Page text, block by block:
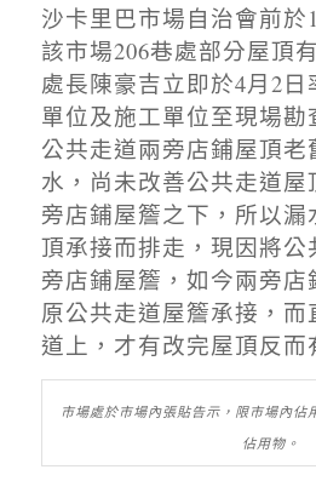
沙卡里巴市場自治會前於
該市場206巷處部分屋頂
處長陳豪吉立即於4月2日
單位及施工單位至現場
公共走道兩旁店鋪屋頂老
水，尚未改善公共走道
旁店鋪屋簷之下，所以漏
頂承接而排走，現因將公
旁店鋪屋簷，如今兩旁
原公共走道屋簷承接，
道上，才有改完屋頂反而
市場處於市場內張貼告示，限市場內佔
佔用物。